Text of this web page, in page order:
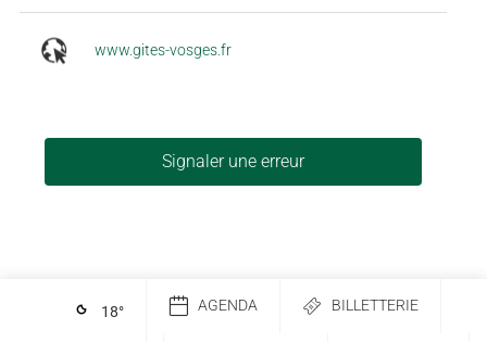
www.gites-vosges.fr
Signaler une erreur
18° AGENDA BILLETTERIE